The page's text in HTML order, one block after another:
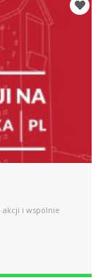
akcji i wspólnie